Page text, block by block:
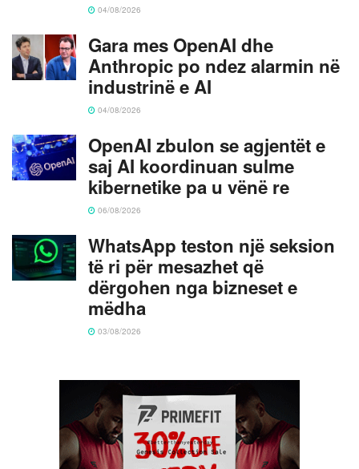
04/08/2026
Gara mes OpenAI dhe
Anthropic po ndez alarmin në
industrinë e AI
04/08/2026
OpenAI zbulon se agjentët e
saj AI koordinuan sulme
kibernetike pa u vënë re
06/08/2026
WhatsApp teston një seksion
të ri për mesazhet që
dërgohen nga bizneset e
mëdha
03/08/2026